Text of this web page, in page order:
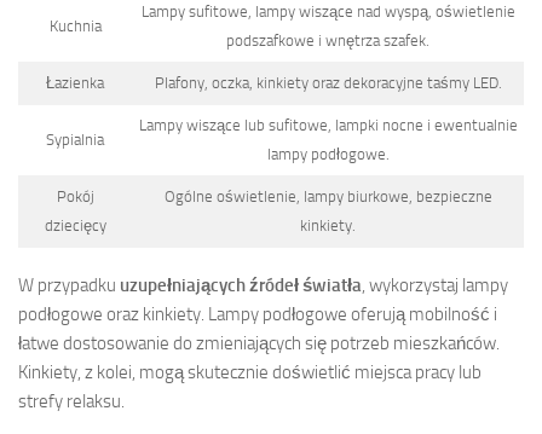
Kuchnia
Lampy sufitowe, lampy wiszące nad wyspą, oświetlenie
podszafkowe i wnętrza szafek.
Łazienka Plafony, oczka, kinkiety oraz dekoracyjne taśmy LED.
Sypialnia
Lampy wiszące lub sufitowe, lampki nocne i ewentualnie
lampy podłogowe.
Pokój
dziecięcy
Ogólne oświetlenie, lampy biurkowe, bezpieczne
kinkiety.
W przypadku uzupełniających źródeł światła, wykorzystaj lampy
podłogowe oraz kinkiety. Lampy podłogowe oferują mobilność i
łatwe dostosowanie do zmieniających się potrzeb mieszkańców.
Kinkiety, z kolei, mogą skutecznie doświetlić miejsca pracy lub
strefy relaksu.